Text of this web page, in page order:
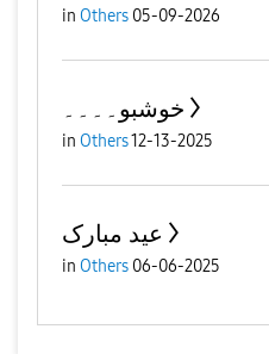
in Others 05-09-2026
خوشبو۔۔۔۔
in Others12-13-2025
عید مبارک
in Others 06-06-2025